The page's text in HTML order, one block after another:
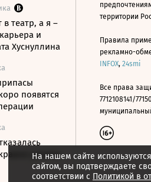
в театр, а я –
и
Хуснуллина
появятся
ракеты
На нашем сайте
сайтом, вы подтверждаете
соответствии с Политикой в
территории
Правила
рекламно-
INFOX, 24smi
Все права
7712108141/